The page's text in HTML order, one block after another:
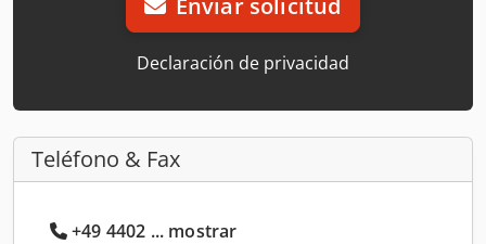
Declaración de privacidad
Teléfono & Fax
+49 4402 ... mostrar